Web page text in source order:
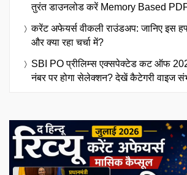
तुरंत डाउनलोड करें Memory Based
करेंट अफेयर्स वीकली राउंडअप: जानिए इस
और क्या रहा चर्चा में?
SBI PO प्रीलिम्स एक्सपेक्टेड कट ऑफ
नंबर पर होगा सेलेक्शन? देखें कैटेगरी वाइज